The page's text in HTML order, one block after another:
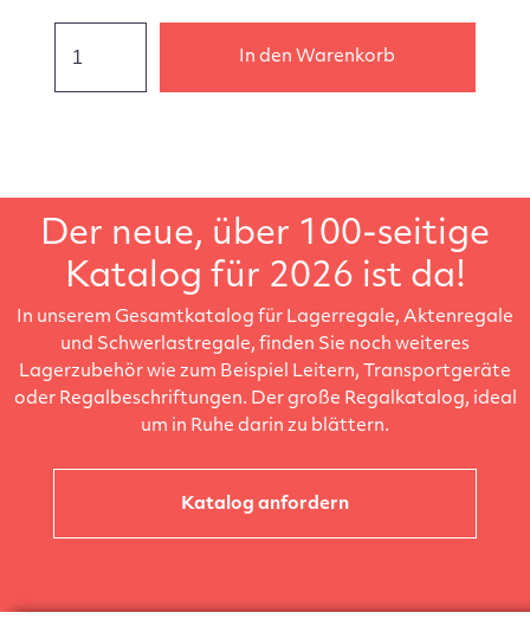
In den Warenkorb
Der neue, über 100-seitige
Katalog für 2026 ist da!
In unserem Gesamtkatalog für Lagerregale, Aktenregale
und Schwerlastregale, finden Sie noch weiteres
Lagerzubehör wie zum Beispiel Leitern, Transportgeräte
oder Regalbeschriftungen. Der große Regalkatalog, ideal
um in Ruhe darin zu blättern.
Katalog anfordern